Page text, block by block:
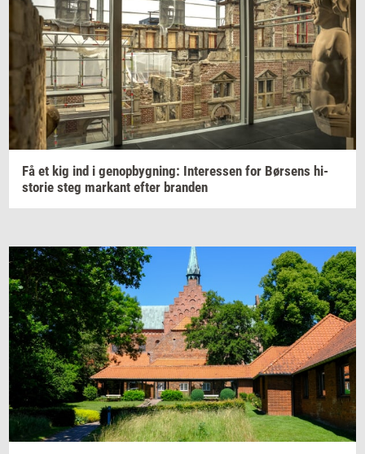
Få et kig ind i genop­byg­ning: In­ter­es­sen for Bør­sens hi­
sto­rie steg mar­kant efter bran­den